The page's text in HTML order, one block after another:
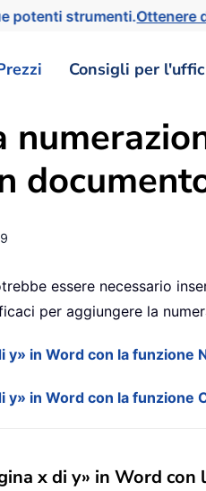
potenti strumenti.Ottenere
Consigli per
essere necessario
per aggiungere la
in Word con la funzione
in Word con la funzione
x di y» in Word con